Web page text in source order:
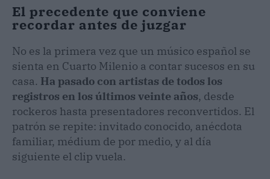
El precedente que conviene
recordar antes de juzgar
No es la primera vez que un músico español se
sienta en Cuarto Milenio a contar sucesos en su
casa. Ha pasado con artistas de todos los
registros en los últimos veinte años, desde
rockeros hasta presentadores reconvertidos. El
patrón se repite: invitado conocido, anécdota
familiar, médium de por medio, y al día
siguiente el clip vuela.